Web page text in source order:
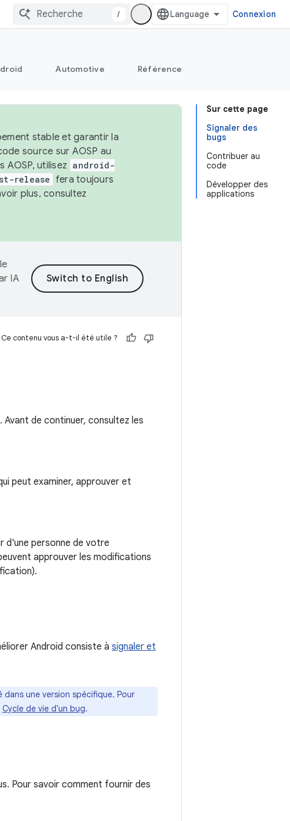
/ Connexion
Automotive Référence
Sur cette page
Signaler des
bugs
Contribuer au
code
Développer des
applications
stable et garantir la
source sur AOSP au
utilisez android-
release fera toujours
plus, consultez
IA
Ce contenu vous a-t-il été utile ?
de continuer, consultez les
peut examiner, approuver et
d'une personne de votre
approuver les modifications
Android consiste à signaler et
une version spécifique. Pour
Cycle de vie d'un bug.
Pour savoir comment fournir des